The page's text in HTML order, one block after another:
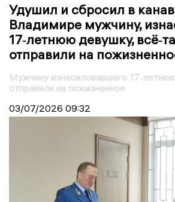
Удушил и сбросил в
Владимире мужчину,
17‑летнюю девушку,
отправили на
Мужчину изнасиловавшего
отправили на пожизненное
03/07/2026 09:32